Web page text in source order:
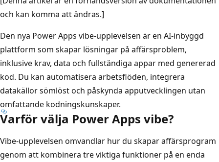
och kan komma att ändras.]
Den nya Power Apps vibe-upplevelsen är en AI-inbyggd
plattform som skapar lösningar på affärsproblem,
inklusive krav, data och fullständiga appar med genererad
kod. Du kan automatisera arbetsflöden, integrera
datakällor sömlöst och påskynda apputvecklingen utan
omfattande kodningskunskaper.
Varför välja Power Apps vibe?
Vibe-upplevelsen omvandlar hur du skapar affärsprogram
genom att kombinera tre viktiga funktioner på en enda